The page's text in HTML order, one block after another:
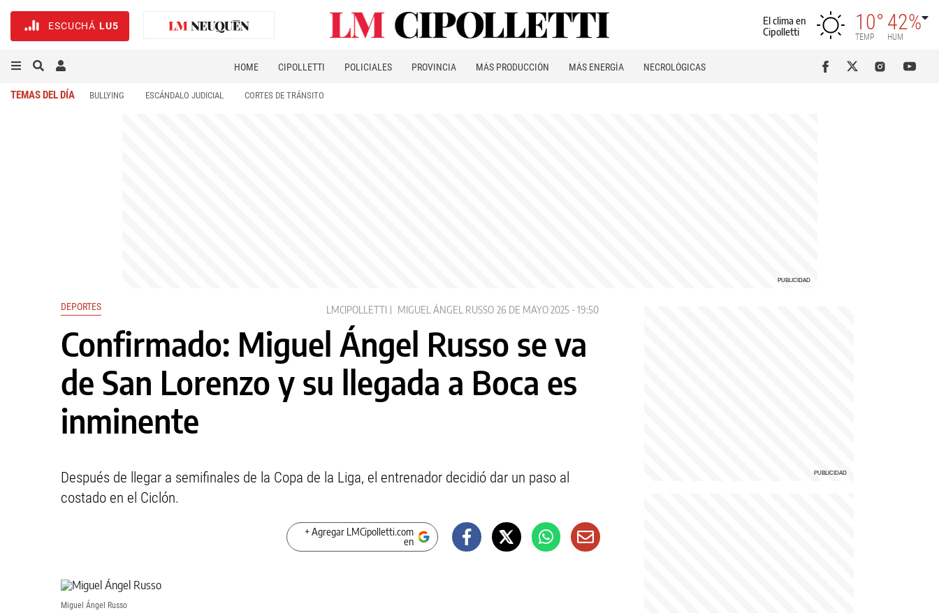
ESCUCHÁ LU5
El clima en
Cipolletti
10°
TEMP
42%
HUM
HOME CIPOLLETTI POLICIALES PROVINCIA MÁS PRODUCCIÓN MÁS ENERGÍA NECROLÓGICAS
TEMAS DEL DÍA BULLYING ESCÁNDALO JUDICIAL CORTES DE TRÁNSITO
DEPORTES LMCIPOLLETTI MIGUEL ÁNGEL RUSSO 26 DE MAYO 2025 - 19:50
Confirmado: Miguel Ángel Russo se va
de San Lorenzo y su llegada a Boca es
inminente
Después de llegar a semifinales de la Copa de la Liga, el entrenador decidió dar un paso al
costado en el Ciclón.
+ Agregar LMCipolletti.com
en
Miguel Ángel Russo